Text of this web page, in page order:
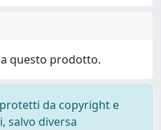
questo prodotto.
da copyright e
salvo diversa